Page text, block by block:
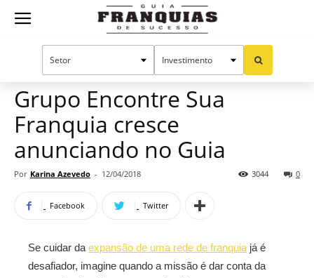
Guia
Manual do sucesso Marketing
Grupo Encontre Sua
Franquia cresce
anunciando no Guia
Por Karina Azevedo - 12/04/2018 0
3044
Facebook Twitter
Se cuidar da expansão de uma rede de franquia já é
desafiador, imagine quando a missão é dar conta da